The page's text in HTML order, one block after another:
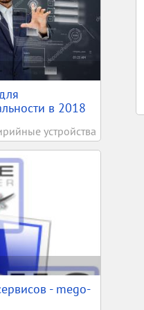
в 2018
устройства
- mego-